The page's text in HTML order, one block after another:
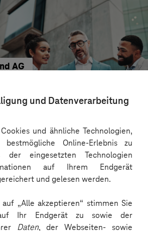
und Datenverarbeitung
und ähnliche Technologien,
Online-Erlebnis zu
eingesetzten Technologien
auf Ihrem Endgerät
und gelesen werden.
„Alle akzeptieren“ stimmen Sie
Ihr Endgerät zu sowie der
Daten, der Webseiten- sowie
AG
Mehr laden
Unternehmen